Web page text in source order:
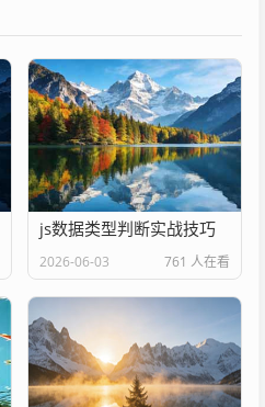
js数据类型判断实战技巧
2026-06-03 761 人在看